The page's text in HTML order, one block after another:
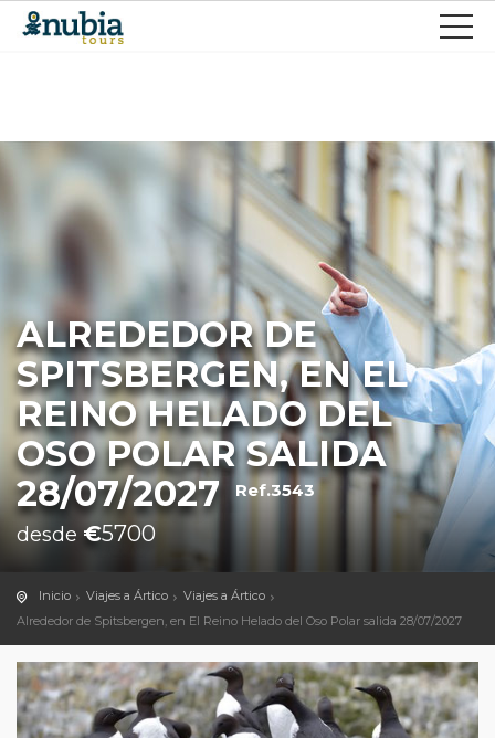
ALREDEDOR DE
SPITSBERGEN, EN EL
REINO HELADO DEL
OSO POLAR SALIDA
28/07/2027
Ref.3543
desde €5700
Inicio Viajes a Ártico
Viajes a Ártico
Alrededor de Spitsbergen, en El Reino Helado del Oso Polar salida 28/07/2027